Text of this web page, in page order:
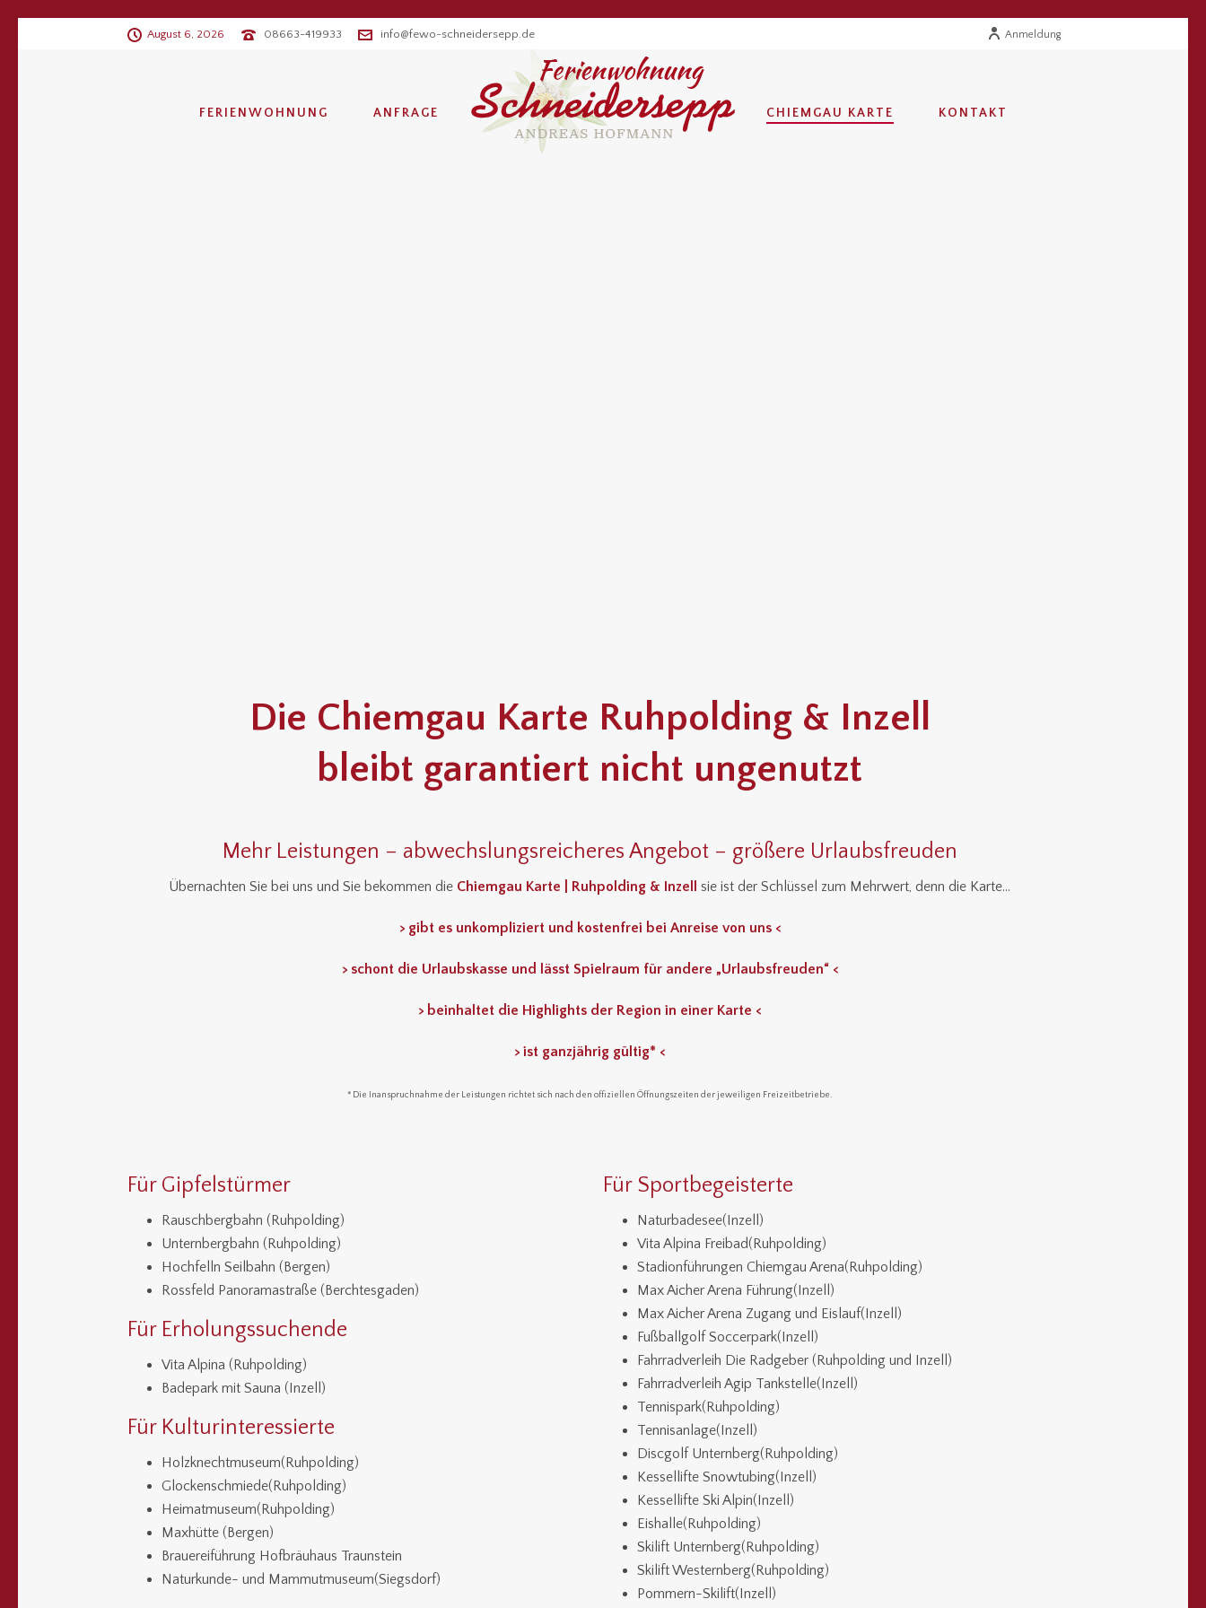
August 6, 2026 08663-419933 info@fewo-schneidersepp.de Anmeldung
FERIENWOHNUNG ANFRAGE CHIEMGAU KARTE KONTAKT
Die Chiemgau Karte Ruhpolding & Inzell
bleibt garantiert nicht ungenutzt
Mehr Leistungen – abwechslungsreicheres Angebot – größere Urlaubsfreuden
Übernachten Sie bei uns und Sie bekommen die Chiemgau Karte | Ruhpolding & Inzell sie ist der Schlüssel zum Mehrwert, denn die Karte…
> gibt es unkompliziert und kostenfrei bei Anreise von uns <
> schont die Urlaubskasse und lässt Spielraum für andere „Urlaubsfreuden“ <
> beinhaltet die Highlights der Region in einer Karte <
> ist ganzjährig gültig* <
* Die Inanspruchnahme der Leistungen richtet sich nach den offiziellen Öffnungszeiten der jeweiligen Freizeitbetriebe.
Für Gipfelstürmer
Rauschbergbahn (Ruhpolding)
Unternbergbahn (Ruhpolding)
Hochfelln Seilbahn (Bergen)
Rossfeld Panoramastraße (Berchtesgaden)
Für Erholungssuchende
Vita Alpina (Ruhpolding)
Badepark mit Sauna (Inzell)
Für Kulturinteressierte
Holzknechtmuseum(Ruhpolding)
Glockenschmiede(Ruhpolding)
Heimatmuseum(Ruhpolding)
Maxhütte (Bergen)
Brauereiführung Hofbräuhaus Traunstein
Naturkunde- und Mammutmuseum(Siegsdorf)
Für Sportbegeisterte
Naturbadesee(Inzell)
Vita Alpina Freibad(Ruhpolding)
Stadionführungen Chiemgau Arena(Ruhpolding)
Max Aicher Arena Führung(Inzell)
Max Aicher Arena Zugang und Eislauf(Inzell)
Fußballgolf Soccerpark(Inzell)
Fahrradverleih Die Radgeber (Ruhpolding und Inzell)
Fahrradverleih Agip Tankstelle(Inzell)
Tennispark(Ruhpolding)
Tennisanlage(Inzell)
Discgolf Unternberg(Ruhpolding)
Kessellifte Snowtubing(Inzell)
Kessellifte Ski Alpin(Inzell)
Eishalle(Ruhpolding)
Skilift Unternberg(Ruhpolding)
Skilift Westernberg(Ruhpolding)
Pommern-Skilift(Inzell)